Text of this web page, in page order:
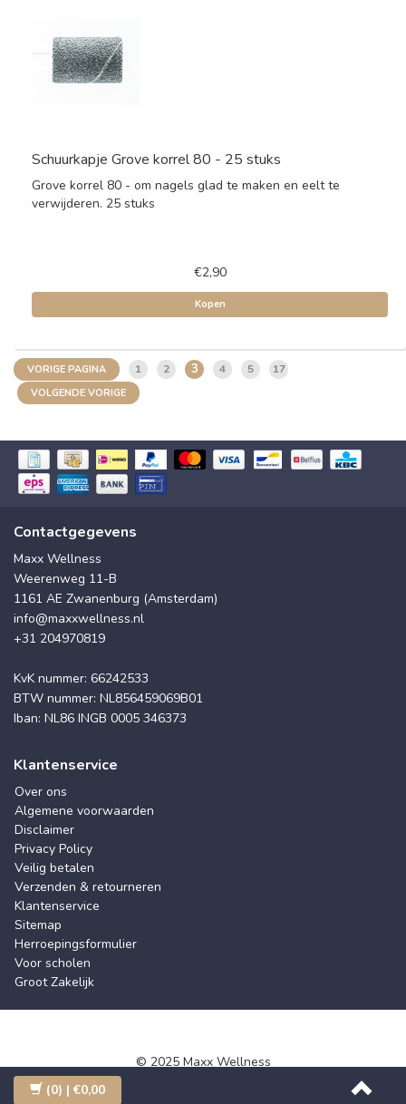
Schuurkapje Grove korrel 80 - 25 stuks
Grove korrel 80 - om nagels glad te maken en eelt te
verwijderen. 25 stuks
€2,90
Kopen
VORIGE PAGINA 1 2 3 4 5 17
VOLGENDE VORIGE
Contactgegevens
Maxx Wellness
Weerenweg 11-B
1161 AE Zwanenburg (Amsterdam)
info@maxxwellness.nl
+31 204970819
KvK nummer: 66242533
BTW nummer: NL856459069B01
Iban: NL86 INGB 0005 346373
Klantenservice
Over ons
Algemene voorwaarden
Disclaimer
Privacy Policy
Veilig betalen
Verzenden & retourneren
Klantenservice
Sitemap
Herroepingsformulier
Voor scholen
Groot Zakelijk
© 2025 Maxx Wellness
(0) | €0,00